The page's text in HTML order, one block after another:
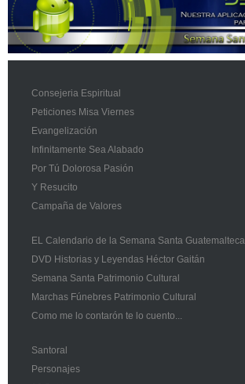
Consejeria Espiritual
Peticiones Misa Viernes
Evangelización
Infinitamente Sea Alabado
Por Tú Dolorosa Pasión
Y Resucito
Campaña de Valores
EL Calendario de la Semana Santa Guatemalteca
DVD Historias y Leyendas Héctor Gaitán
Semana Santa Patrimonio Cultural
Marchas Fúnebres Patrimonio Cultural
Como me lo contarón te lo cuento...
Santoral
Personajes